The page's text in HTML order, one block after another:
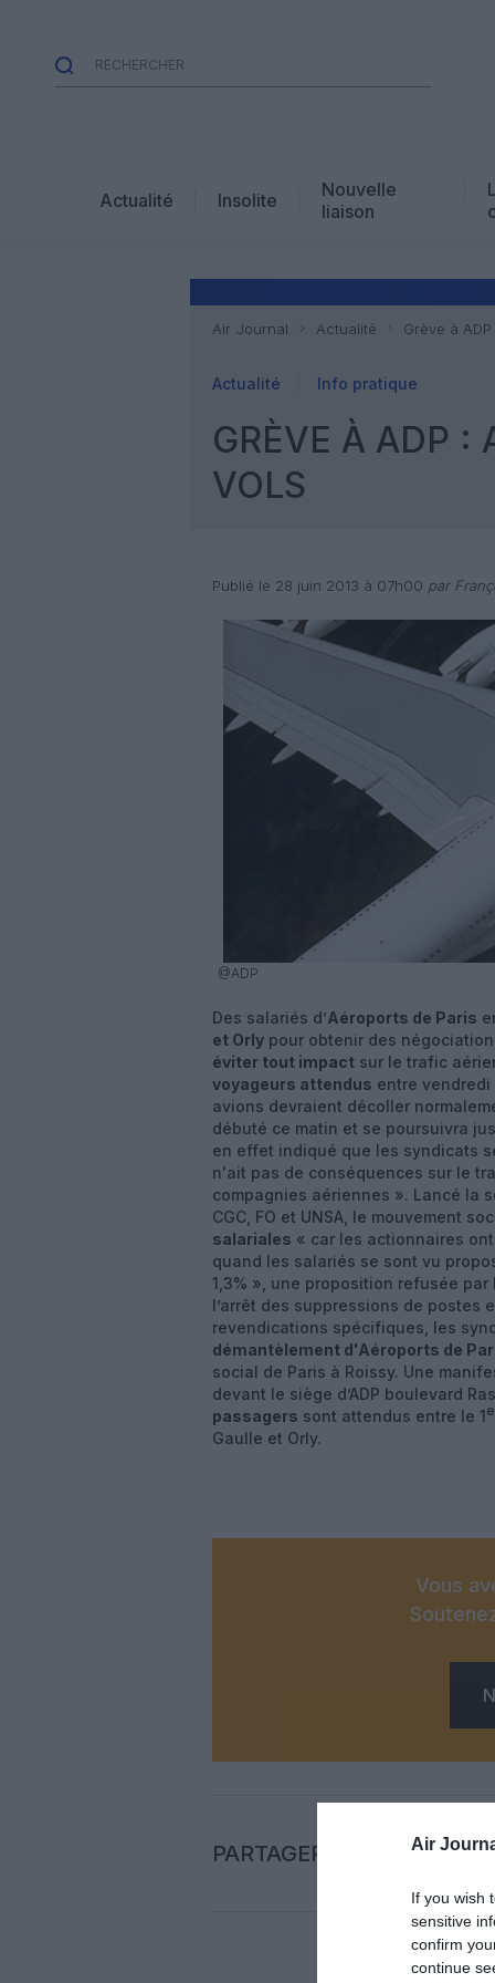
Air
If you wish
sensitive
confirm
continue
Actualité Insolite
Nouvelle
liaison
Air Journal Actualité Grève à
Actualité Info pratique
GRÈVE À ADP :
VOLS
Publié le 28 juin 2013 à 07h00 par
@ADP
Des salariés d’Aéroports de Paris
et Orly pour obtenir des
éviter tout impact sur le trafic
voyageurs attendus entre
avions devraient décoller
débuté ce matin et se poursuivra
en effet indiqué que les syndicats
n'ait pas de conséquences sur le
compagnies aériennes ». Lancé la
CGC, FO et UNSA, le mouvement
salariales « car les actionnaires
quand les salariés se sont vu
1,3% », une proposition refusée
l’arrêt des suppressions de postes
revendications spécifiques, les
démantèlement d'Aéroports de
social de Paris à Roissy. Une
devant le siège d’ADP boulevard
passagers sont attendus entre le 1
Gaulle et Orly.
Vous
PARTAGER L'ARTICLE